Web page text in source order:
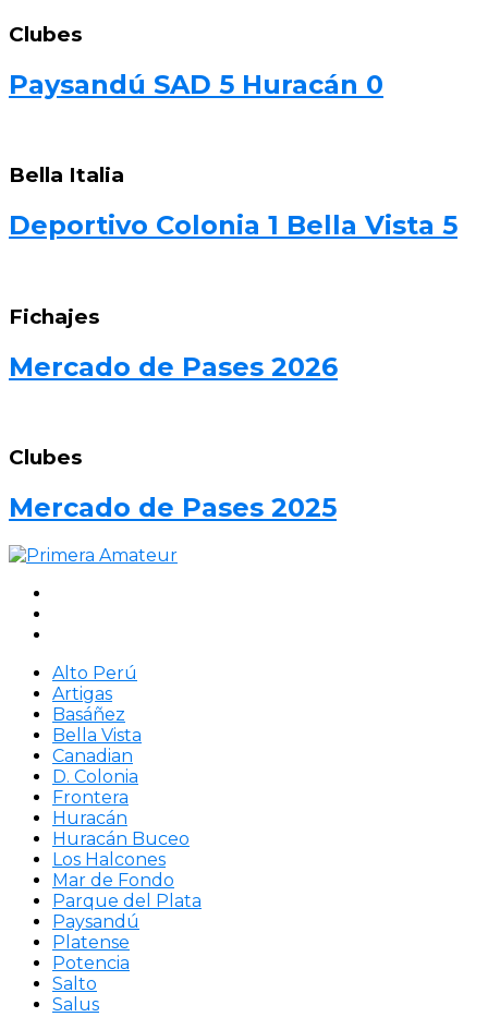
Clubes
Paysandú SAD 5 Huracán 0
Bella Italia
Deportivo Colonia 1 Bella Vista 5
Fichajes
Mercado de Pases 2026
Clubes
Mercado de Pases 2025
Alto Perú
Artigas
Basáñez
Bella Vista
Canadian
D. Colonia
Frontera
Huracán
Huracán Buceo
Los Halcones
Mar de Fondo
Parque del Plata
Paysandú
Platense
Potencia
Salto
Salus